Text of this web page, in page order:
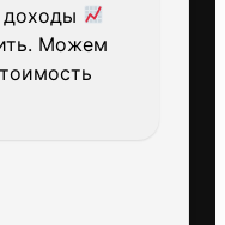
доходы
Можем